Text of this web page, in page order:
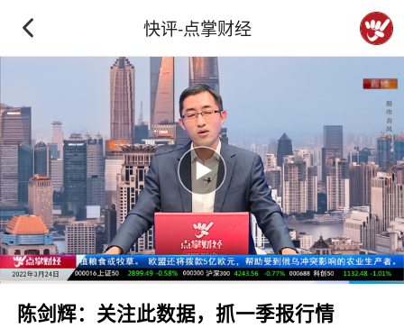
快评-点掌财经
陈剑辉：关注此数据，抓一季报行情